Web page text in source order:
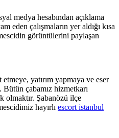
medya hesabından açıklama
eden çalışmaların yer aldığı kısa
görüntülerini paylaşan
yatırım yapmaya ve eser
çabamız hizmetkarı
olmaktır. Şabanözü ilçe
hayırlı escort istanbul